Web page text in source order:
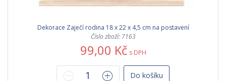
Dekorace Zaječí rodina 18 x 22 x 4,5 cm na postavení
Číslo zboží: 7163
99,00 Kč s DPH
Do košíku